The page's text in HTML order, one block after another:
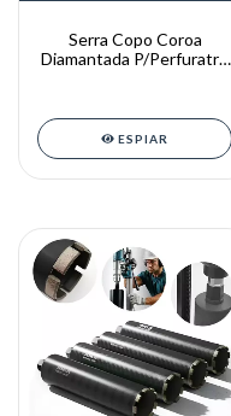
Serra Copo Coroa
Diamantada P/Perfuratriz
1/4 )
ESPIAR